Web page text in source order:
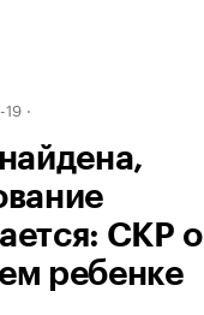
19
СКР о
ребенке